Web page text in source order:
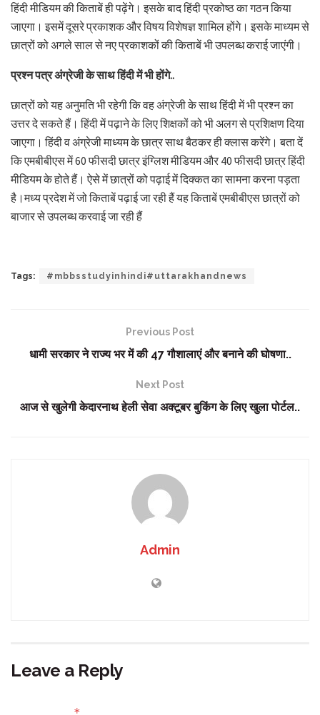
हिंदी मीडियम की किताबें ही पढ़ेंगे। इसके बाद हिंदी प्रकोष्ठ का गठन किया
जाएगा। इसमें दूसरे प्रकाशक और विषय विशेषज्ञ शामिल होंगे। इसके माध्यम से
छात्रों को अगले साल से नए प्रकाशकों की किताबें भी उपलब्ध कराई जाएंगी।
प्रश्न पत्र अंग्रेजी के साथ हिंदी में भी होंगे..
छात्रों को यह अनुमति भी रहेगी कि वह अंग्रेजी के साथ हिंदी में भी प्रश्न का
उत्तर दे सकते हैं। हिंदी में पढ़ाने के लिए शिक्षकों को भी अलग से प्रशिक्षण दिया
जाएगा। हिंदी व अंग्रेजी माध्यम के छात्र साथ बैठकर ही क्लास करेंगे। बता दें
कि एमबीबीएस में 60 फीसदी छात्र इंग्लिश मीडियम और 40 फीसदी छात्र हिंदी
मीडियम के होते हैं। ऐसे में छात्रों को पढ़ाई में दिक्कत का सामना करना पड़ता
है।मध्य प्रदेश में जो किताबें पढ़ाई जा रही हैं यह किताबें एमबीबीएस छात्रों को
बाजार से उपलब्ध करवाई जा रही हैं
Tags: #mbbsstudyinhindi#uttarakhandnews
Previous Post
धामी सरकार ने राज्य भर में की 47 गौशालाएं और बनाने की घोषणा..
Next Post
आज से खुलेगी केदारनाथ हेली सेवा अक्टूबर बुकिंग के लिए खुला पोर्टल..
Admin
Leave a Reply